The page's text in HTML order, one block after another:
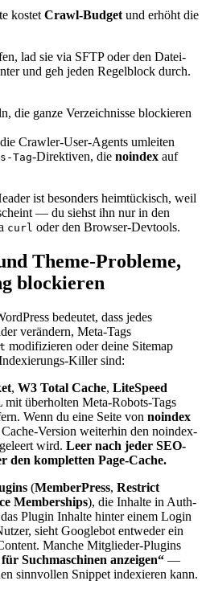
kostet Crawl-Budget und erhöht die
lad sie via SFTP oder den Datei-
und geh jeden Regelblock durch.
die ganze Verzeichnisse blockieren
Crawler-User-Agents umleiten
Tag-Direktiven, die noindex auf
ist besonders heimtückisch, weil
— du siehst ihn nur in den
curl oder den Browser-Devtools.
Theme-Probleme,
blockieren
bedeutet, dass jedes
verändern, Meta-Tags
modifizieren oder deine Sitemap
Killer sind:
, W3 Total Cache, LiteSpeed
überholten Meta-Robots-Tags
Wenn du eine Seite von noindex
Version weiterhin den noindex-
wird. Leer nach jeder SEO-
den kompletten Page-Cache.
(MemberPress, Restrict
Memberships), die Inhalte in Auth-
Plugin Inhalte hinter einem Login
sieht Googlebot entweder ein
Manche Mitglieder-Plugins
Suchmaschinen anzeigen“ —
sinnvollen Snippet indexieren kann.